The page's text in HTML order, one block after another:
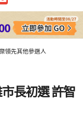
領先其他參選人
長初選 許智